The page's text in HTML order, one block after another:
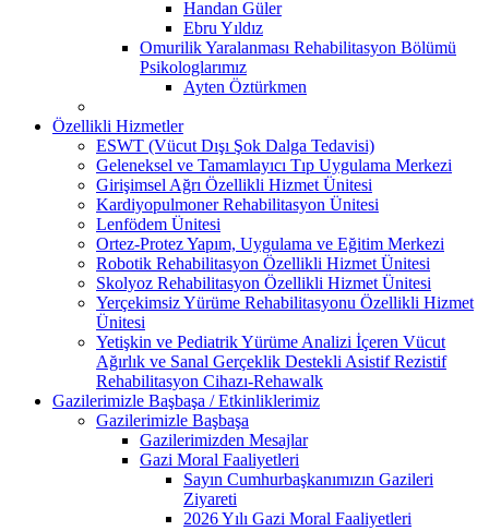
Handan Güler
Ebru Yıldız
Omurilik Yaralanması Rehabilitasyon Bölümü
Psikologlarımız
Ayten Öztürkmen
Özellikli Hizmetler
ESWT (Vücut Dışı Şok Dalga Tedavisi)
Geleneksel ve Tamamlayıcı Tıp Uygulama Merkezi
Girişimsel Ağrı Özellikli Hizmet Ünitesi
Kardiyopulmoner Rehabilitasyon Ünitesi
Lenfödem Ünitesi
Ortez-Protez Yapım, Uygulama ve Eğitim Merkezi
Robotik Rehabilitasyon Özellikli Hizmet Ünitesi
Skolyoz Rehabilitasyon Özellikli Hizmet Ünitesi
Yerçekimsiz Yürüme Rehabilitasyonu Özellikli Hizmet
Ünitesi
Yetişkin ve Pediatrik Yürüme Analizi İçeren Vücut
Ağırlık ve Sanal Gerçeklik Destekli Asistif Rezistif
Rehabilitasyon Cihazı-Rehawalk
Gazilerimizle Başbaşa / Etkinliklerimiz
Gazilerimizle Başbaşa
Gazilerimizden Mesajlar
Gazi Moral Faaliyetleri
Sayın Cumhurbaşkanımızın Gazileri
Ziyareti
2026 Yılı Gazi Moral Faaliyetleri